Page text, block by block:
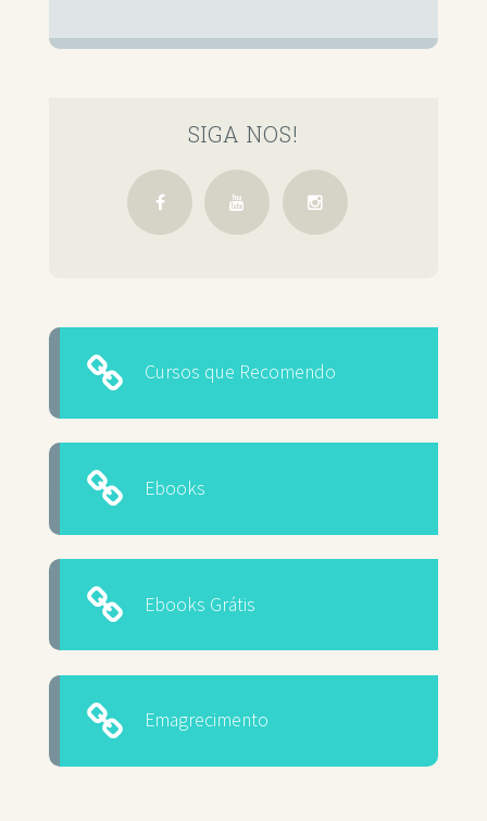
SIGA NOS!
Cursos que Recomendo
Ebooks
Ebooks Grátis
Emagrecimento